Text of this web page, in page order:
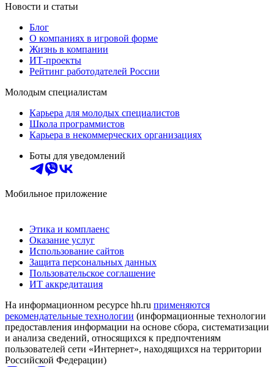
Новости и статьи
Блог
О компаниях в игровой форме
Жизнь в компании
ИТ-проекты
Рейтинг работодателей России
Молодым специалистам
Карьера для молодых специалистов
Школа программистов
Карьера в некоммерческих организациях
Боты для уведомлений
Мобильное приложение
Этика и комплаенс
Оказание услуг
Использование сайтов
Защита персональных данных
Пользовательское соглашение
ИТ аккредитация
На информационном ресурсе hh.ru применяются
рекомендательные технологии (информационные технологии
предоставления информации на основе сбора, систематизации
и анализа сведений, относящихся к предпочтениям
пользователей сети «Интернет», находящихся на территории
Российской Федерации)